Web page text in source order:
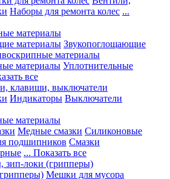
Наборы для ремонта колес ...
материалы
материалы Звукопоглощающие
материалы
материалы Уплотнительные
все
клавиши, выключатели
Индикаторы Выключатели
материалы
Медные смазки Силиконовые
подшипников Смазки
... Показать все
зип-локи (грипперы)
Мешки для мусора